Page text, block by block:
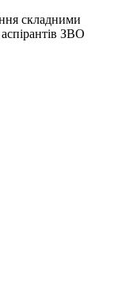
складними
ЗВО